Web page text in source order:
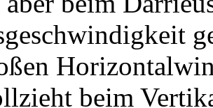
beim